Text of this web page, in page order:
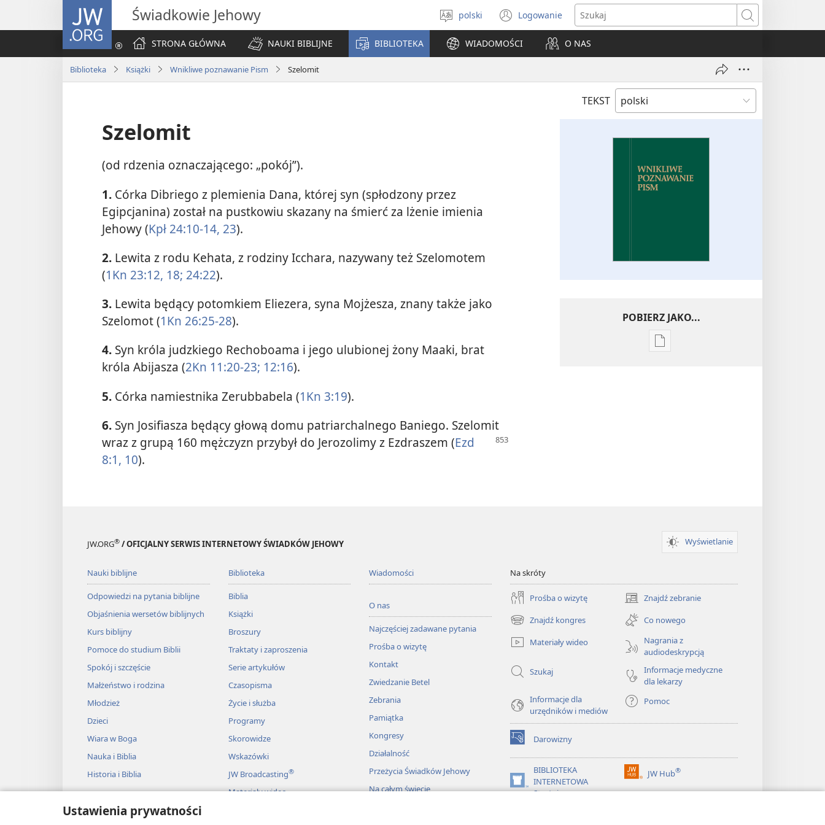
Ustawienia prywatności
JW.ORG Świadkowie Jehowy
Wybór
języka
polski Logowanie
(opens
new
window)
Szukaj
STRONA GŁÓWNA
NAUKI BIBLIJNE BIBLIOTEKA WIADOMOŚCI O NAS
Biblioteka Książki Wnikliwe poznawanie Pism Szelomit
TEKST
Szelomit
(od rdzenia oznaczającego: „pokój”).
1. Córka Dibriego z plemienia Dana, której syn (spłodzony przez
Egipcjanina) został na pustkowiu skazany na śmierć za lżenie imienia
Jehowy (Kpł 24:10-14, 23).
2. Lewita z rodu Kehata, z rodziny Icchara, nazywany też Szelomotem
(1Kn 23:12, 18; 24:22).
3. Lewita będący potomkiem Eliezera, syna Mojżesza, znany także jako
Szelomot (1Kn 26:25-28).
4. Syn króla judzkiego Rechoboama i jego ulubionej żony Maaki, brat
króla Abijasza (2Kn 11:20-23; 12:16).
5. Córka namiestnika Zerubbabela (1Kn 3:19).
6. Syn Josifiasza będący głową domu patriarchalnego Baniego. Szelomit
wraz z grupą 160 mężczyzn przybył do Jerozolimy z Ezdraszem (Ezd
8:1, 10).
POBIERZ JAKO...
Ustawienia
JW.ORG® / OFICJALNY SERWIS INTERNETOWY ŚWIADKÓW JEHOWY Wyświetlanie
Nauki biblijne
Odpowiedzi na pytania biblijne
Objaśnienia wersetów biblijnych
Kurs biblijny
Pomoce do studium Biblii
Spokój i szczęście
Małżeństwo i rodzina
Młodzież
Dzieci
Wiara w Boga
Nauka i Biblia
Historia i Biblia
Biblioteka
Biblia
Książki
Broszury
Traktaty i zaproszenia
Serie artykułów
Czasopisma
Życie i służba
Programy
Skorowidze
Wskazówki
JW Broadcasting®
Materiały wideo
Wiadomości
O nas
Najczęściej zadawane pytania
Prośba o wizytę
Kontakt
Zwiedzanie Betel
Zebrania
Pamiątka
Kongresy
Działalność
Przeżycia Świadków Jehowy
Na całym świecie
Na skróty
Prośba o wizytę Znajdź zebranie
(opens
new
window)
Znajdź kongres
(opens
new
window)
Co nowego
Materiały wideo
Nagrania z
audiodeskrypcją
Szukaj
Informacje medyczne
dla lekarzy
Informacje dla
urzędników i mediów
Pomoc
Darowizny
(opens
new
window)BIBLIOTEKA
INTERNETOWA
Strażnicy
(opens
JW Hub®
(opens
new